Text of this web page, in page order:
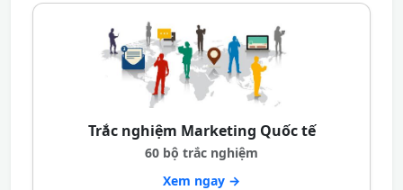
Trắc nghiệm Marketing Quốc tế
60 bộ trắc nghiệm
Xem ngay →